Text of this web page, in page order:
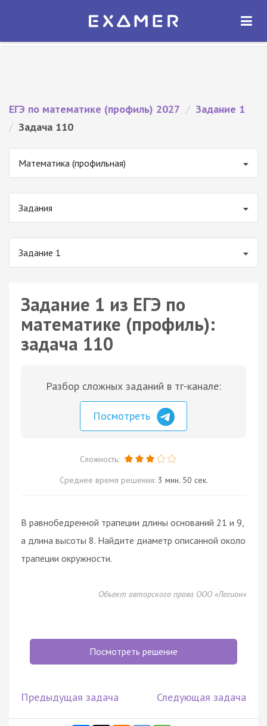
Экзамер — ЕГЭ 2027
ОТКРЫТЬ
ЕГЭ по математике (профиль) 2027 / Задание 1
/ Задача 110
Математика (профильная)
Задания
Задание 1
Задание 1 из ЕГЭ по
математике (профиль):
задача 110
Разбор сложных заданий в тг-канале:
Посмотреть
Сложность:
Среднее время решения: 3 мин. 50 сек.
В равнобедренной трапеции длины оснований 21 и 9,
а длина высоты 8. Найдите диаметр описанной около
трапеции окружности.
Объект авторского права ООО «Легион»
Посмотреть решение
Предыдущая задача Следующая задача